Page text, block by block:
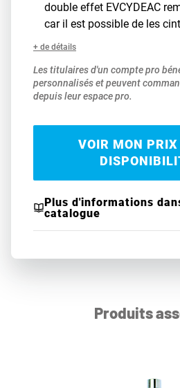
double effet EVCYDEAC
car il est possible de les
+ de détails
Les titulaires d'un compte pro
personnalisés et peuvent
depuis leur espace pro.
VOIR MON PRIX
Plus d'informations
catalogue
Produits